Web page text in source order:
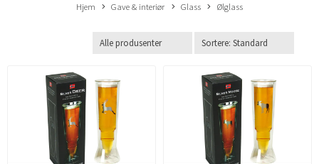
Hjem Gave & interiør Glass Ølglass